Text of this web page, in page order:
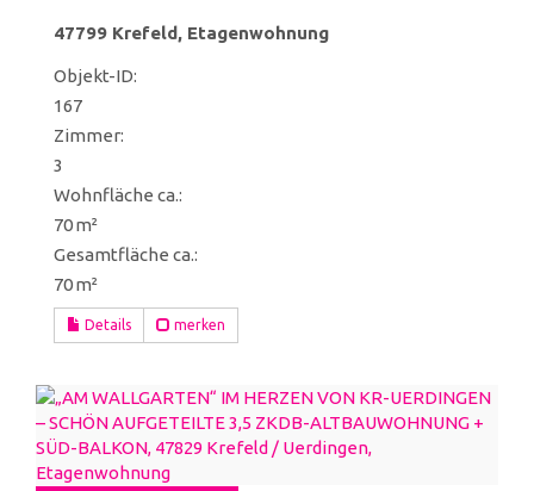
47799 Krefeld, Etagenwohnung
Objekt-ID:
167
Zimmer:
3
Wohnfläche ca.:
70 m²
Gesamtfläche ca.:
70 m²
Details merken